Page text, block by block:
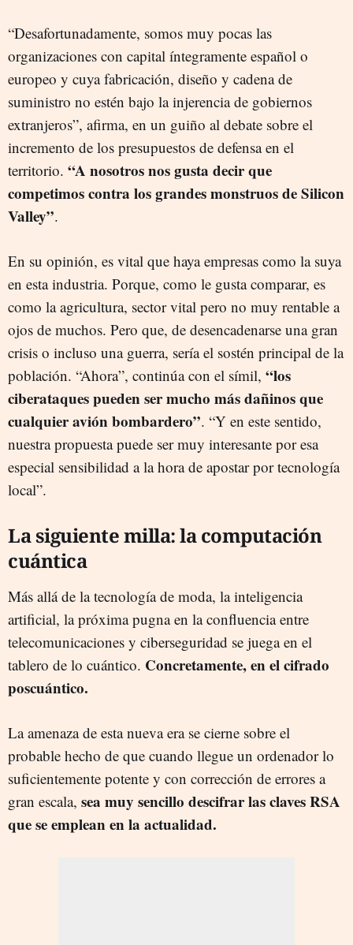
“Desafortunadamente, somos muy pocas las
organizaciones con capital íntegramente español o
europeo y cuya fabricación, diseño y cadena de
suministro no estén bajo la injerencia de gobiernos
extranjeros”, afirma, en un guiño al debate sobre el
incremento de los presupuestos de defensa en el
territorio. “A nosotros nos gusta decir que
competimos contra los grandes monstruos de Silicon
Valley”.
En su opinión, es vital que haya empresas como la suya
en esta industria. Porque, como le gusta comparar, es
como la agricultura, sector vital pero no muy rentable a
ojos de muchos. Pero que, de desencadenarse una gran
crisis o incluso una guerra, sería el sostén principal de la
población. “Ahora”, continúa con el símil, “los
ciberataques pueden ser mucho más dañinos que
cualquier avión bombardero”. “Y en este sentido,
nuestra propuesta puede ser muy interesante por esa
especial sensibilidad a la hora de apostar por tecnología
local”.
La siguiente milla: la computación
cuántica
Más allá de la tecnología de moda, la inteligencia
artificial, la próxima pugna en la confluencia entre
telecomunicaciones y ciberseguridad se juega en el
tablero de lo cuántico. Concretamente, en el cifrado
poscuántico.
La amenaza de esta nueva era se cierne sobre el
probable hecho de que cuando llegue un ordenador lo
suficientemente potente y con corrección de errores a
gran escala, sea muy sencillo descifrar las claves RSA
que se emplean en la actualidad.